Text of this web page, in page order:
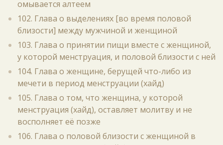
омывается алтеем
102. Глава о выделениях [во время половой
близости] между мужчиной и женщиной
103. Глава о принятии пищи вместе с женщиной,
у которой менструация, и половой близости с ней
104. Глава о женщине, берущей что-либо из
мечети в период менструации (хайд)
105. Глава о том, что женщина, у которой
менструация (хайд), оставляет молитву и не
восполняет её позже
106. Глава о половой близости с женщиной в